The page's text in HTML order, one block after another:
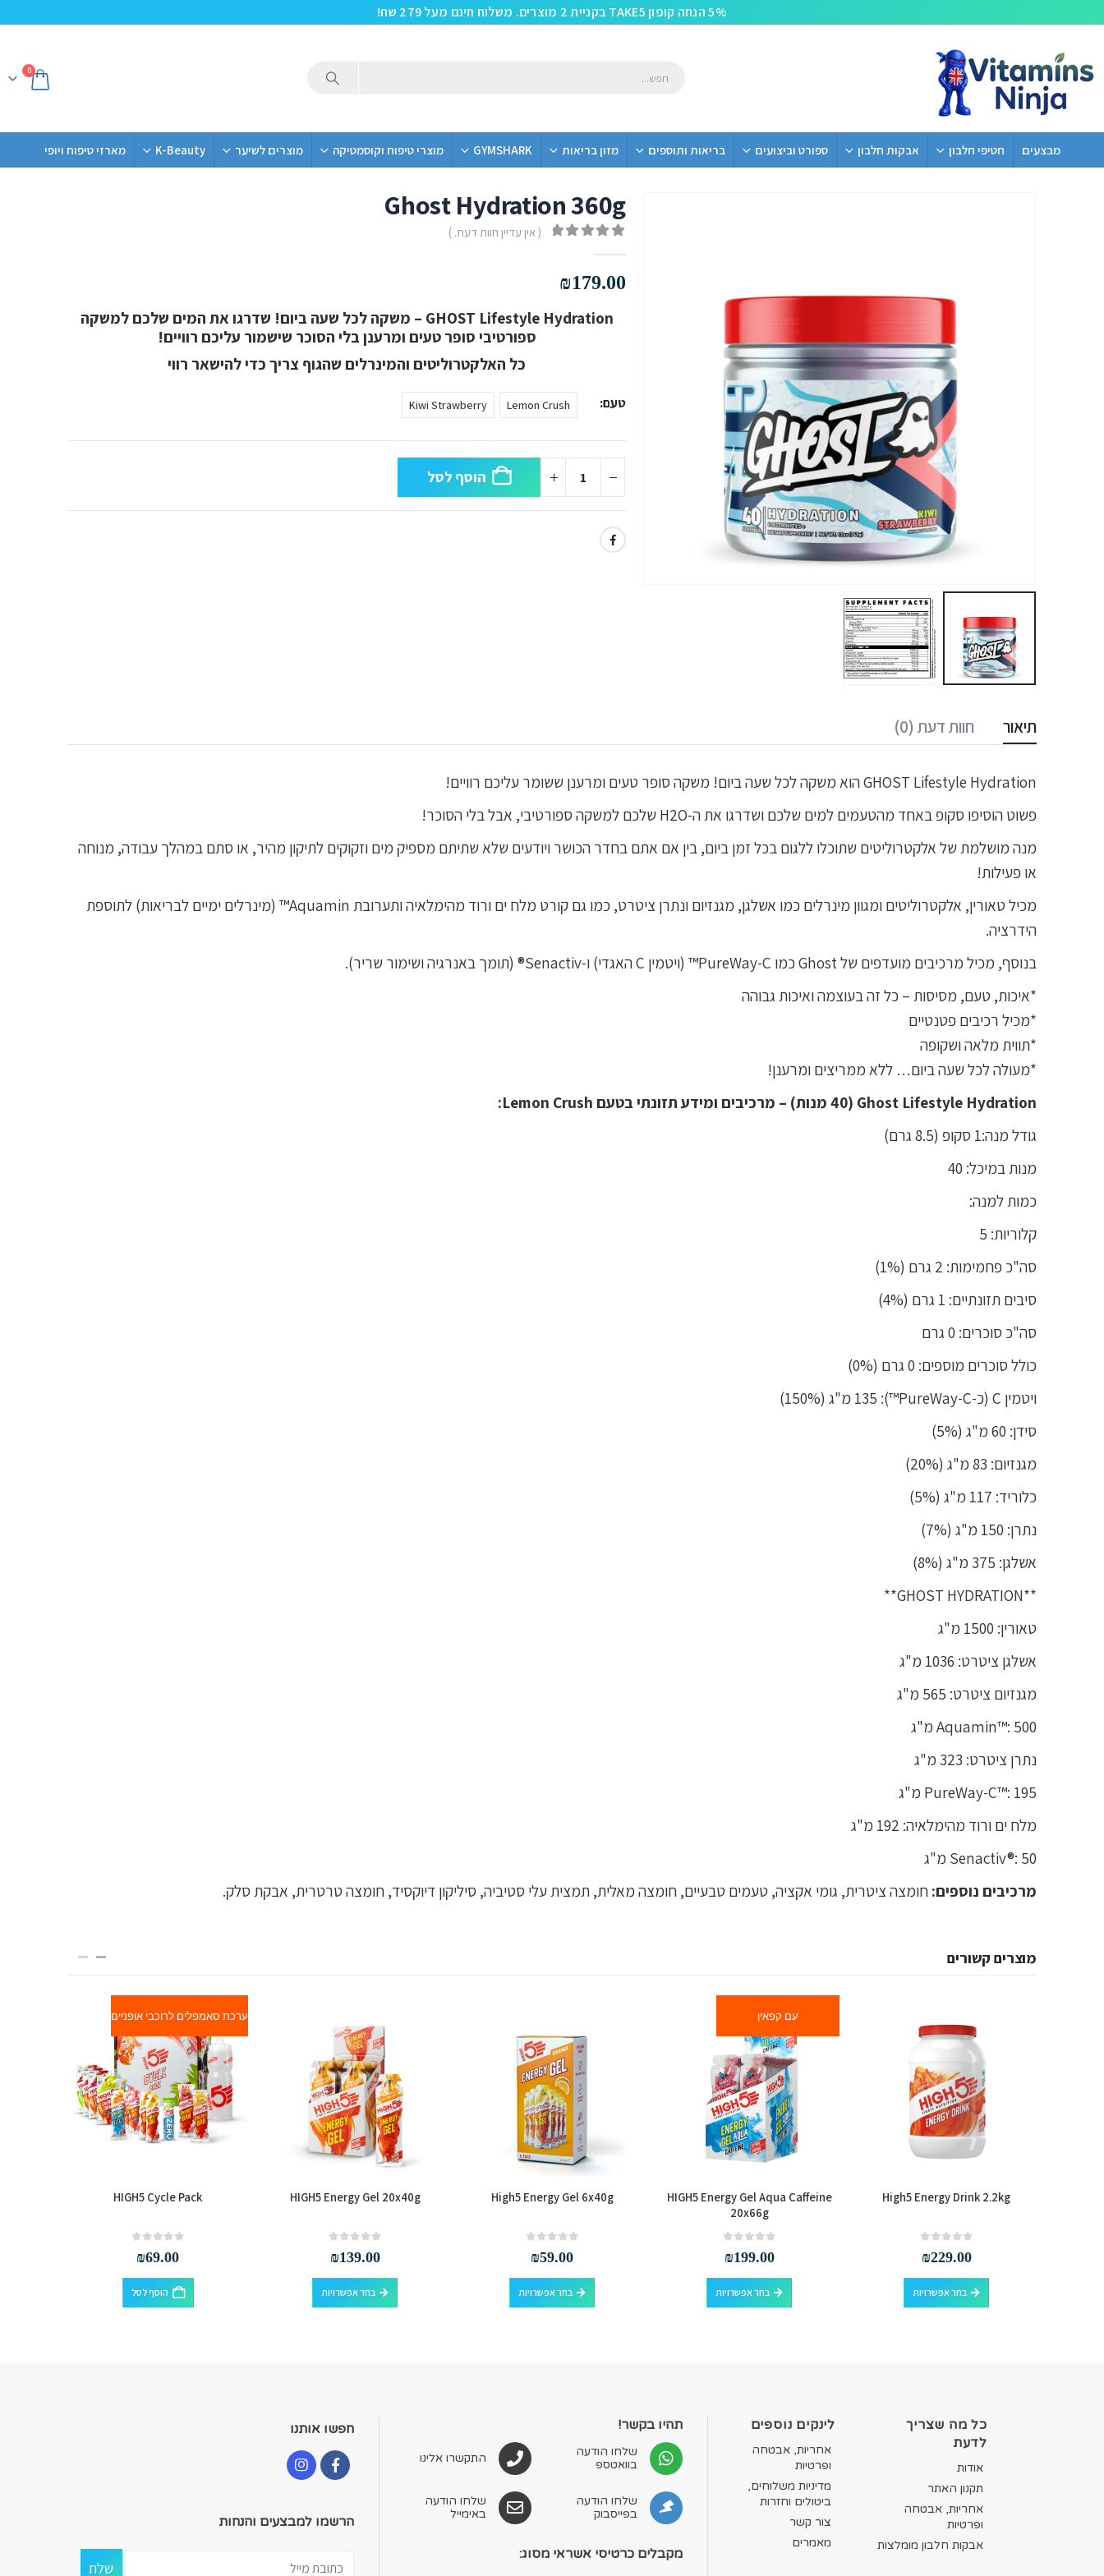
5% הנחה קופון TAKE5 בקניית 2 מוצרים. משלוח חינם מעל 279 שח!
0
מבצעים חטיפי חלבון אבקות חלבון ספורט וביצועים בריאות ותוספים מזון בריאות GYMSHARK מוצרי טיפוח וקוסמטיקה מוצרים לשיער K-Beauty מארזי טיפוח ויופי
Ghost Hydration 360g
( אין עדיין חוות דעת. )
₪179.00
GHOST Lifestyle Hydration – משקה לכל שעה ביום! שדרגו את המים שלכם למשקה
ספורטיבי סופר טעים ומרענן בלי הסוכר שישמור עליכם רוויים!
כל האלקטרוליטים והמינרלים שהגוף צריך כדי להישאר רווי
טעם Lemon Crush
Kiwi Strawberry
הוסף לסל
תיאור חוות דעת (0)
GHOST Lifestyle Hydration הוא משקה לכל שעה ביום! משקה סופר טעים ומרענן ששומר עליכם רוויים!
פשוט הוסיפו סקופ באחד מהטעמים למים שלכם ושדרגו את ה-H2O שלכם למשקה ספורטיבי, אבל בלי הסוכר!
מנה מושלמת של אלקטרוליטים שתוכלו ללגום בכל זמן ביום, בין אם אתם בחדר הכושר ויודעים שלא שתיתם מספיק מים וזקוקים לתיקון מהיר, או סתם במהלך עבודה, מנוחה
או פעילות!
מכיל טאורין, אלקטרוליטים ומגוון מינרלים כמו אשלגן, מגנזיום ונתרן ציטרט, כמו גם קורט מלח ים ורוד מהימלאיה ותערובת Aquamin™ (מינרלים ימיים לבריאות) לתוספת
הידרציה.
בנוסף, מכיל מרכיבים מועדפים של Ghost כמו PureWay-C™ (ויטמין C האגדי) ו-Senactiv® (תומך באנרגיה ושימור שריר).
*איכות, טעם, מסיסות – כל זה בעוצמה ואיכות גבוהה
*מכיל רכיבים פטנטיים
*תווית מלאה ושקופה
*מעולה לכל שעה ביום… ללא ממריצים ומרענן!
Ghost Lifestyle Hydration (40 מנות) – מרכיבים ומידע תזונתי בטעם Lemon Crush:
גודל מנה:1 סקופ (8.5 גרם)
מנות במיכל: 40
כמות למנה:
קלוריות: 5
סה"כ פחמימות: 2 גרם (1%)
סיבים תזונתיים: 1 גרם (4%)
סה"כ סוכרים: 0 גרם
כולל סוכרים מוספים: 0 גרם (0%)
ויטמין C (כ-PureWay-C™): 135 מ"ג (150%)
סידן: 60 מ"ג (5%)
מגנזיום: 83 מ"ג (20%)
כלוריד: 117 מ"ג (5%)
נתרן: 150 מ"ג (7%)
אשלגן: 375 מ"ג (8%)
**GHOST HYDRATION**
טאורין: 1500 מ"ג
אשלגן ציטרט: 1036 מ"ג
מגנזיום ציטרט: 565 מ"ג
Aquamin™: 500 מ"ג
נתרן ציטרט: 323 מ"ג
PureWay-C™: 195 מ"ג
מלח ים ורוד מהימלאיה: 192 מ"ג
Senactiv®: 50 מ"ג
מרכיבים נוספים:חומצה ציטרית, גומי אקציה, טעמים טבעיים, חומצה מאלית, תמצית עלי סטיביה, סיליקון דיוקסיד, חומצה טרטרית, אבקת סלק.
מוצרים קשורים
High5 Energy Drink 2.2kg
₪229.00
בחר אפשרויות
למוצר זה יש מספר סוגים. ניתן לבחור את האפשרויות בעמוד המוצר
עם קפאין
HIGH5 Energy Gel Aqua Caffeine
20x66g
₪199.00
בחר אפשרויות
למוצר זה יש מספר סוגים. ניתן לבחור את האפשרויות בעמוד המוצר
High5 Energy Gel 6x40g
₪59.00
בחר אפשרויות
למוצר זה יש מספר סוגים. ניתן לבחור את האפשרויות בעמוד המוצר
HIGH5 Energy Gel 20x40g
₪139.00
בחר אפשרויות
למוצר זה יש מספר סוגים. ניתן לבחור את האפשרויות בעמוד המוצר
ערכת סאמפלים לרוכבי אופניים
HIGH5 Cycle Pack
₪69.00
הוסף לסל
כל מה שצריך
לדעת
אודות
תקנון האתר
אחריות, אבטחה
ופרטיות
אבקות חלבון מומלצות
לינקים נוספים
אחריות, אבטחה
ופרטיות
מדיניות משלוחים,
ביטולים וחזרות
צור קשר
מאמרים
תהיו בקשר!
שלחו הודעה
בוואטספ
שלחו הודעה
בפייסבוק
התקשרו אלינו
שלחו הודעה
באימייל
מקבלים כרטיסי אשראי מסוג:
חפשו אותנו
הרשמו למבצעים והנחות